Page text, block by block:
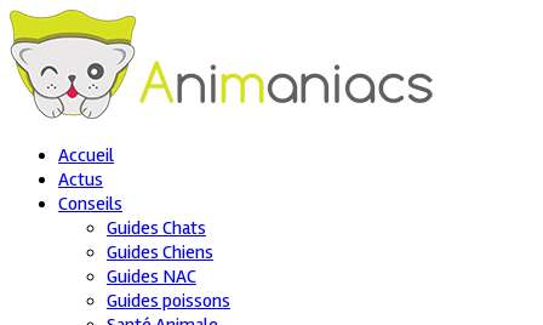
Accueil
Actus
Conseils
Guides Chats
Guides Chiens
Guides NAC
Guides poissons